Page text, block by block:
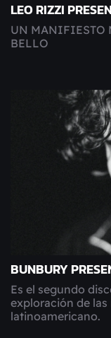
LEO RIZZI
UN MANIFIESTO
BELLO
BUNBURY
Es el segundo
exploración de
latinoamericano.